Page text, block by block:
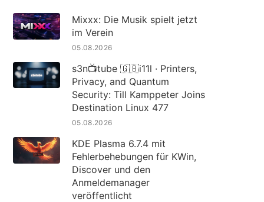
Mixxx: Die Musik spielt jetzt
im Verein
05.08.2026
s3n📺tube 🇬🇧i11l · Printers,
Privacy, and Quantum
Security: Till Kamppeter Joins
Destination Linux 477
05.08.2026
KDE Plasma 6.7.4 mit
Fehlerbehebungen für KWin,
Discover und den
Anmeldemanager
veröffentlicht